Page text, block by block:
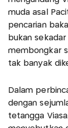
muda asal
pencarian
bukan
membongkar
tak banyak
Dalam
dengan
tetangga